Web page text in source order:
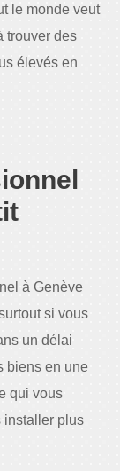
le monde veut
trouver des
élevés en
à Genève
si vous
un délai
biens en une
qui vous
installer plus